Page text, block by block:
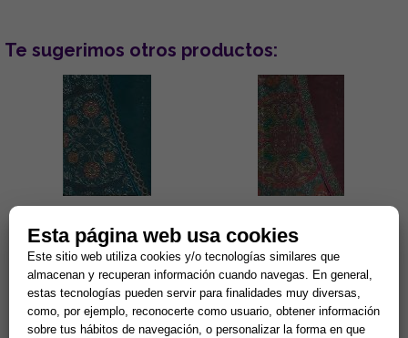
Te sugerimos otros productos:
Preciosa colección de libretas
de los horóscopos. Pautadas.
17,5cm x 13cm...
4,92 €
SAGITARIO
Preciosa colección de libretas
de los horóscopos. Pautadas.
17,5cm x 13cm...
4,92 €
Esta página web usa cookies
Este sitio web utiliza cookies y/o tecnologías similares que
almacenan y recuperan información cuando navegas. En general,
estas tecnologías pueden servir para finalidades muy diversas,
como, por ejemplo, reconocerte como usuario, obtener información
sobre tus hábitos de navegación, o personalizar la forma en que